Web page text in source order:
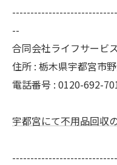
--
合同会社ライフサービ
住所 : 栃木県宇都宮市
電話番号 : 0120-692-
宇都宮にて不用品回収